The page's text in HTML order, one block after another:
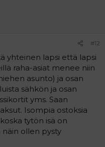
#12
yhteinen lapsi että lapsi
raha-asiat menee niin
asunto) ja osan
sähkön ja osan
yms. Saan
Isompia ostoksia
tytön isä on
ollen pysty